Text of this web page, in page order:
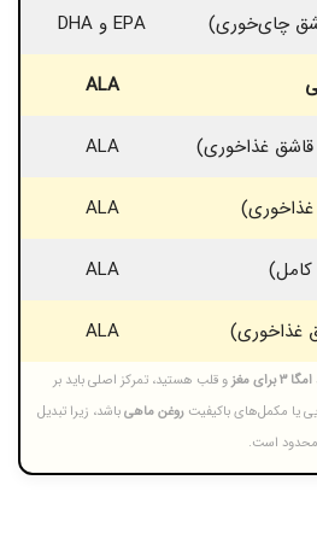
چای‌خوری) EPA و DHA
ALA
غذاخوری) ALA
ALA
ALA
غذاخوری) ALA
۳ برای مغز
و قلب هستید، تمرکز اصلی باید بر
روغن ماهیباشد، زیرا تبدیل